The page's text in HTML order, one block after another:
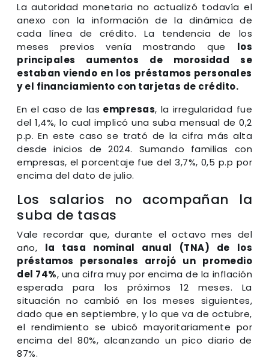
La autoridad monetaria no actualizó todavía el
anexo con la información de la dinámica de
cada línea de crédito. La tendencia de los
meses previos venía mostrando que los
principales aumentos de morosidad se
estaban viendo en los préstamos personales
y el financiamiento con tarjetas de crédito.
En el caso de las empresas, la irregularidad fue
del 1,4%, lo cual implicó una suba mensual de 0,2
p.p. En este caso se trató de la cifra más alta
desde inicios de 2024. Sumando familias con
empresas, el porcentaje fue del 3,7%, 0,5 p.p por
encima del dato de julio.
Los salarios no acompañan la
suba de tasas
Vale recordar que, durante el octavo mes del
año, la tasa nominal anual (TNA) de los
préstamos personales arrojó un promedio
del 74%, una cifra muy por encima de la inflación
esperada para los próximos 12 meses. La
situación no cambió en los meses siguientes,
dado que en septiembre, y lo que va de octubre,
el rendimiento se ubicó mayoritariamente por
encima del 80%, alcanzando un pico diario de
87%.